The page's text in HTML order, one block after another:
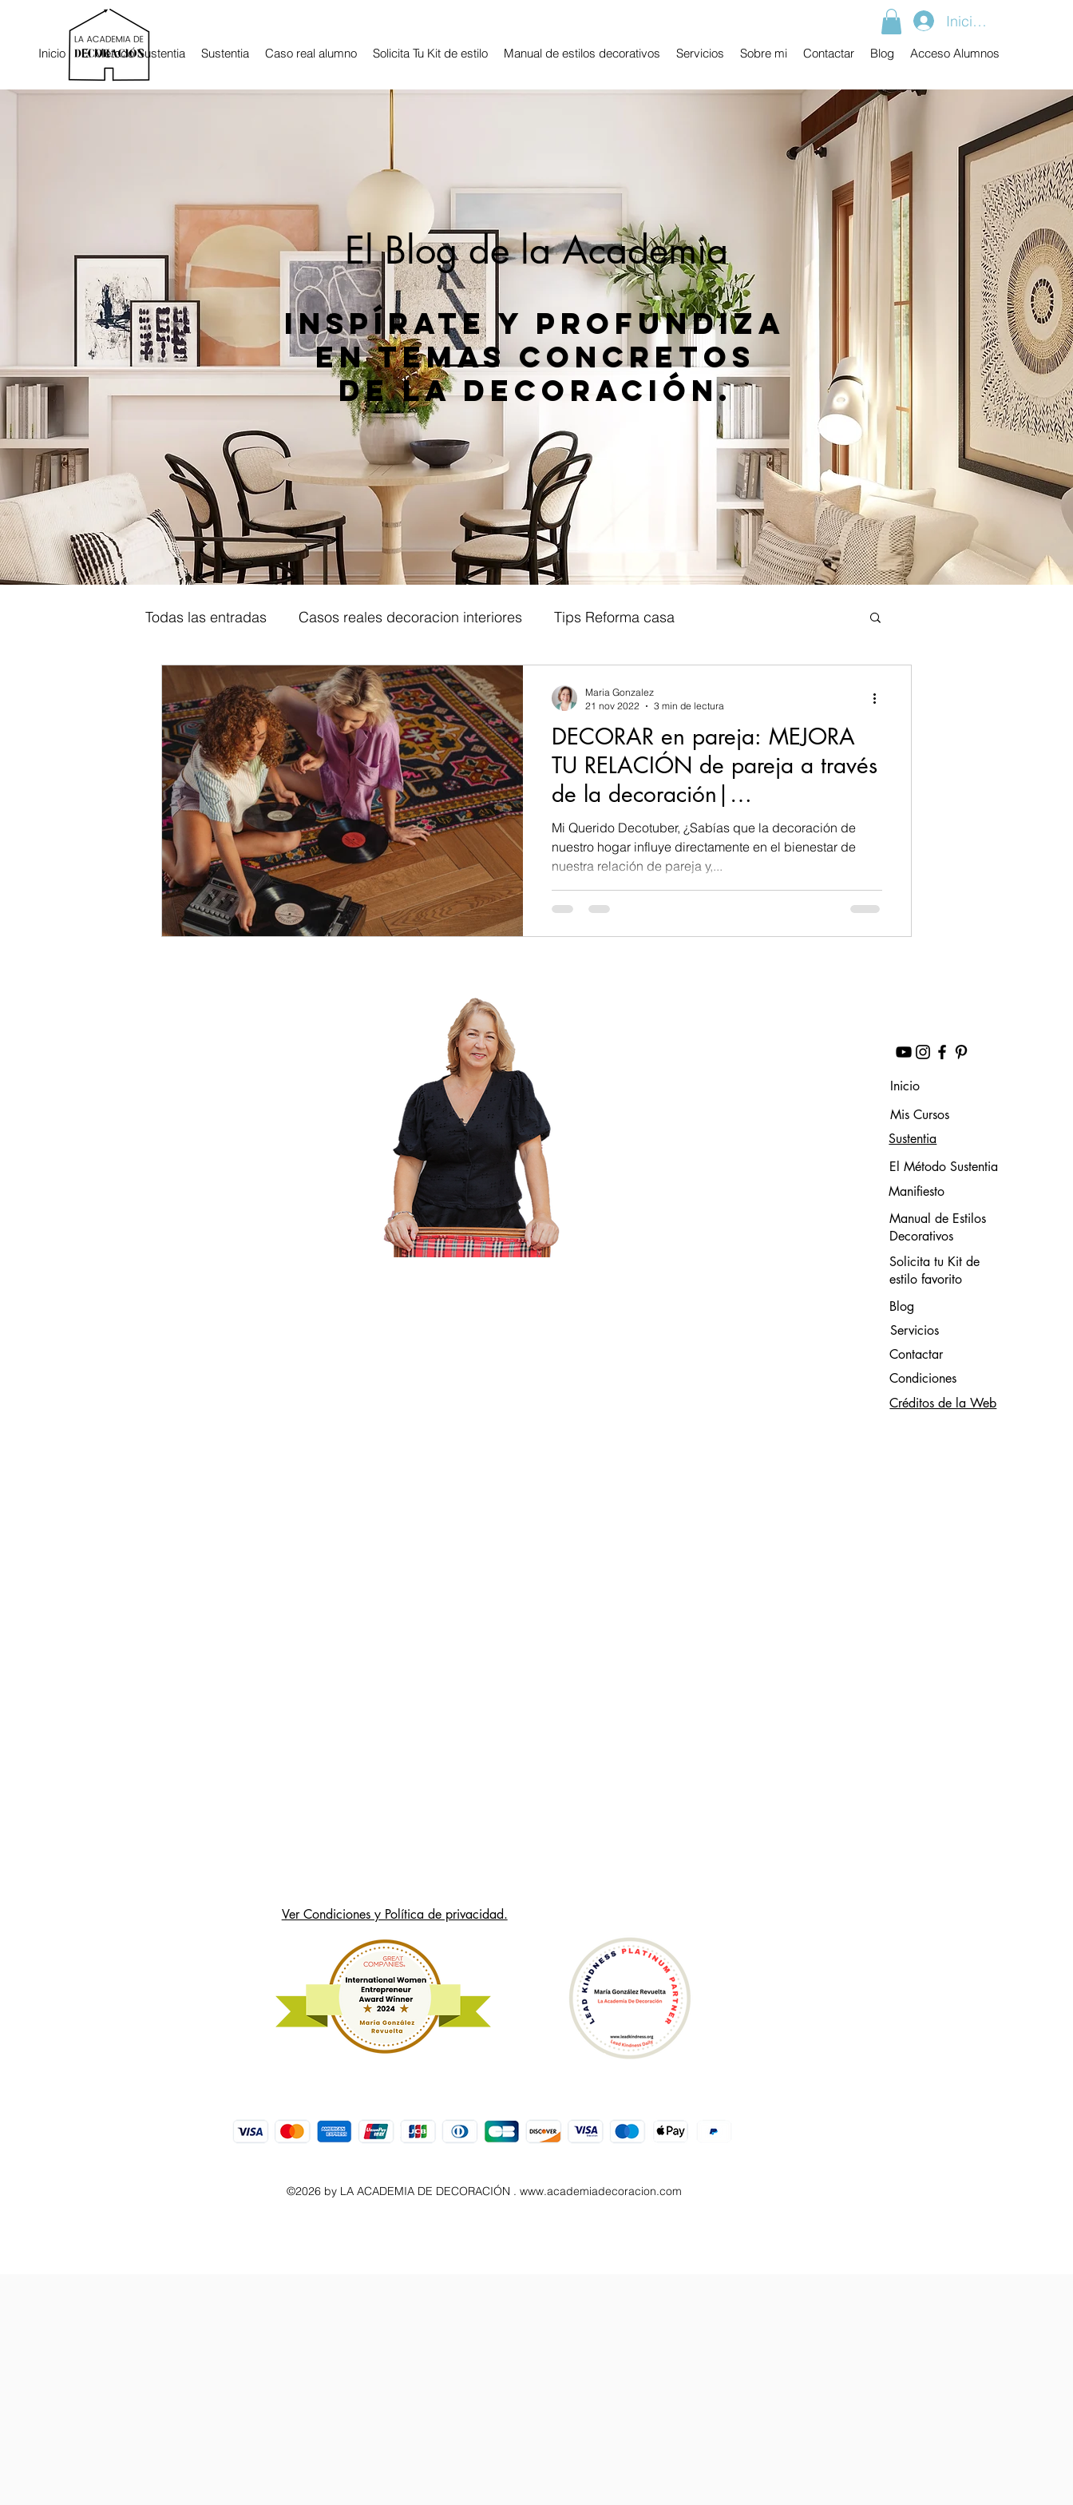
Iniciar sesión
Inicio El Método Sustentia Sustentia Caso real alumno Solicita Tu Kit de estilo Manual de estilos decorativos Servicios Sobre mi Contactar Blog Acceso Alumnos
El Blog de la Academia
Inspírate y profundiza
en temas concretos
de la decoración.
Todas las entradas Casos reales decoracion interiores Tips Reforma casa
Tips Decoracion y diseño interiores Estilos decorativos
Metodologia decoracion interiores Metodologia diseño interiores Coaching
Libros decoracion Tendencias decoración Promociones
Decoración de Navidad Premios y reconocimientos Decoracion de paredes
Decoración de dormitorios Decoración salón Decoración comedor
Formación decoracion de interiores
DECORAR en pareja: MEJORA
TU RELACIÓN de pareja a través
de la decoración|
LaAcademiaDeDecoracion.
Mi Querido Decotuber, ¿Sabías que la decoración de
nuestro hogar influye directamente en el bienestar de
nuestra relación de pareja y,...
Maria Gonzalez
21 nov 2022
3 min de lectura
Ver Condiciones y Política de privacidad.
©2026 by LA ACADEMIA DE DECORACIÓN .www.academiadecoracion.com
Inicio
Mis Cursos
Sustentia
El Método Sustentia
Manifiesto
Manual de Estilos
Decorativos
Solicita tu Kit de
estilo favorito
Blog
Servicios
Contactar
Condiciones
Créditos de la Web